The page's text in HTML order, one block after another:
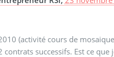
(activité cours de
successifs. Est ce